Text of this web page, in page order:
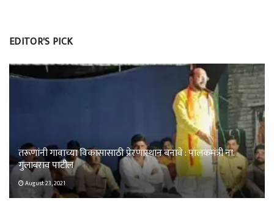
EDITOR'S PICK
तरूणांनी गावाच्या विकासासाठी प्रेरणास्थान बनावे : पालकमंत्री ना.
गुलाबराव पाटील
August 23, 2021